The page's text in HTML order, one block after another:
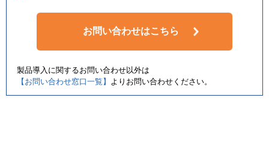
お問い合わせはこちら
製品導入に関するお問い合わせ以外は
【お問い合わせ窓口一覧】 よりお問い合わせください。